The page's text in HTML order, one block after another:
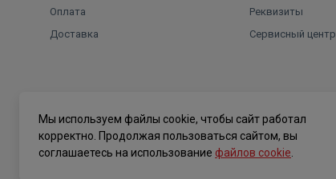
Оплата
Доставка
Реквизиты
Сервисный центр
Мы используем файлы cookie, чтобы сайт работал
корректно. Продолжая пользоваться сайтом, вы
соглашаетесь на использование файлов cookie